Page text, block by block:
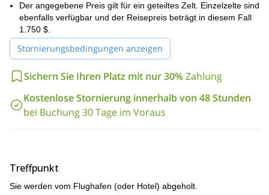
Schritt des Weges wohl und sicher fühlen und dass Sie das
Abenteuer Ihres Lebens erleben.
Sind Sie bereit, den Kilimandscharo zu besteigen? Dann
Sie jetzt Ihren Platz und beginnen Sie mit der Planung
Wir bieten auch Optionen an, umKili über einige der anderen
Routen zu besteigen
, die ebenfalls ziemlich atemberaubend
sind!
Der angegebene Preis gilt für ein geteiltes Zelt. Einzelzelte sind
ebenfalls verfügbar und der Reisepreis beträgt in diesem Fall
1.750 $.
Stornierungsbedingungen anzeigen
Sichern Sie Ihren Platz mit nur 30%Zahlung
Kostenlose Stornierung innerhalb von 48 Stunden
bei Buchung 30 Tage im Voraus
Treffpunkt
Sie werden vom Flughafen (oder Hotel) abgeholt.